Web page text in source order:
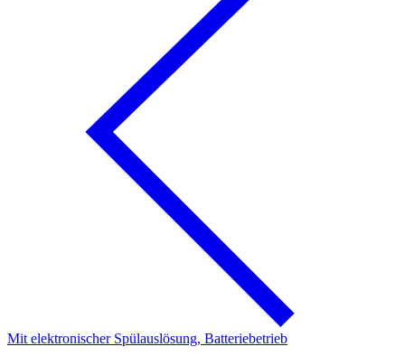
Mit elektronischer Spülauslösung, Batteriebetrieb